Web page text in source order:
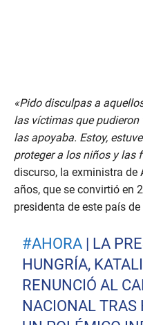
«Pido disculpas a
las víctimas que pudieron
las apoyaba. Estoy,
proteger a los niños y las
discurso, la exministra de
años, que se convirtió en
presidenta de este país
#AHORA | LA
HUNGRÍA,
RENUNCIÓ AL
NACIONAL TRAS